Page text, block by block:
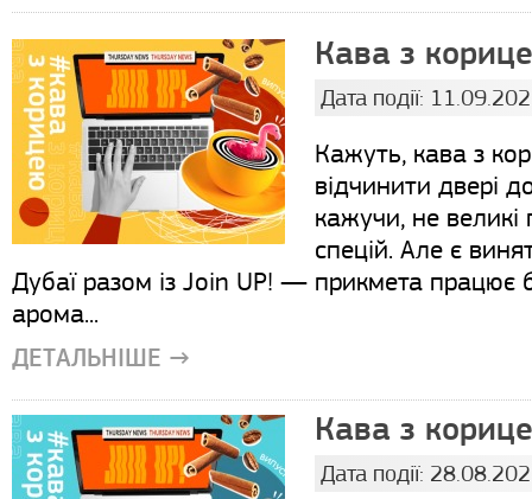
Кава з
Дата події:
Кажуть, кава з
відчинити двері
кажучи, не великі
спецій. Але є
Дубаї разом із Join UP! — прикмета працює
арома...
ДЕТАЛЬНІШЕ →
Кава з
Дата події: